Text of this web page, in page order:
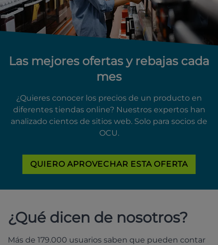
Las mejores ofertas y rebajas cada
mes
¿Quieres conocer los precios de un producto en
diferentes tiendas online? Nuestros expertos han
analizado cientos de sitios web. Solo para socios de
OCU.
QUIERO APROVECHAR ESTA OFERTA
¿Qué dicen de nosotros?
Más de 179.000 usuarios saben que pueden contar